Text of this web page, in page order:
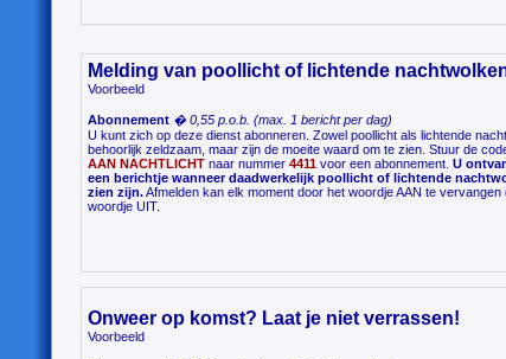
Melding van poollicht of lichtende
Voorbeeld
Abonnement � 0,55 p.o.b. (max. 1 bericht per dag)
U kunt zich op deze dienst abonneren. Zowel poollicht als lichtende
behoorlijk zeldzaam, maar zijn de moeite waard om te zien. Stuur de
AAN NACHTLICHTnaar nummer 4411voor een abonnement. U
een berichtje wanneer daadwerkelijk poollicht of lichtende
zien zijn.Afmelden kan elk moment door het woordje AAN te vervangen
woordje UIT.
Onweer op komst? Laat je niet verrassen!
Voorbeeld